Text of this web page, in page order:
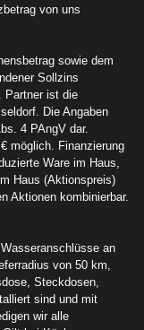
von uns
sowie dem
Sollzins
Partner ist die
Die Angaben
4 PAngV dar.
möglich. Finanzierung
Ware im Haus,
Haus (Aktionspreis)
Aktionen kombinierbar.
an
von 50 km,
Steckdosen,
sind und mit
wir alle